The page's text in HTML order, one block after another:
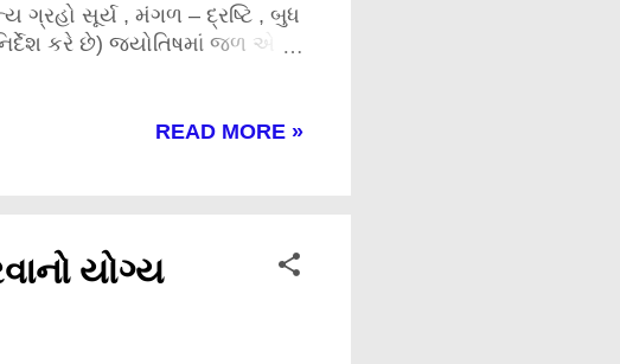
ગ્રહો સૂર્ય , મંગળ – દ્રષ્ટિ , બુધ
કરે છે) જ્યોતિષમાં જળ એ
ચંદ્ર એ માતા છે અને શુક્ર એ પત્ની
READ MORE »
યોગ્ય